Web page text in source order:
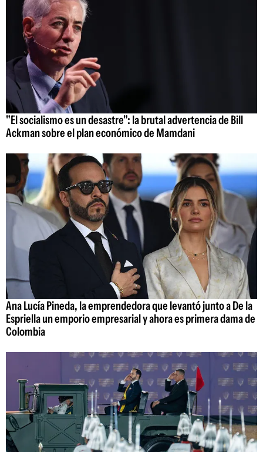
"El socialismo es un desastre": la brutal advertencia de Bill
Ackman sobre el plan económico de Mamdani
Ana Lucía Pineda, la emprendedora que levantó junto a De la
Espriella un emporio empresarial y ahora es primera dama de
Colombia